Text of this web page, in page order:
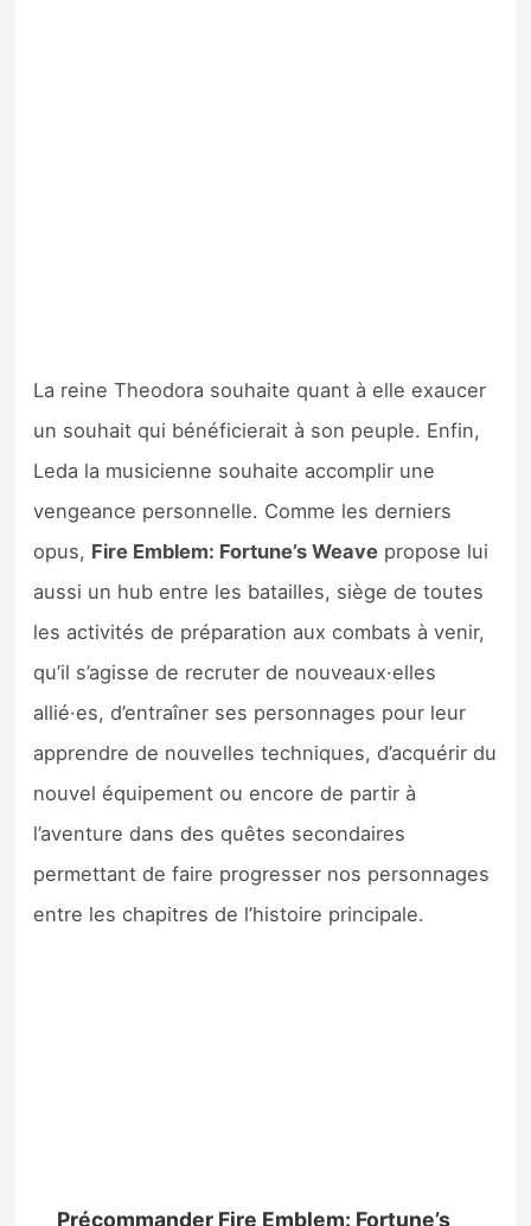
La reine Theodora souhaite quant à elle exaucer
un souhait qui bénéficierait à son peuple. Enfin,
Leda la musicienne souhaite accomplir une
vengeance personnelle. Comme les derniers
opus, Fire Emblem: Fortune’s Weave propose lui
aussi un hub entre les batailles, siège de toutes
les activités de préparation aux combats à venir,
qu’il s’agisse de recruter de nouveaux·elles
allié·es, d’entraîner ses personnages pour leur
apprendre de nouvelles techniques, d’acquérir du
nouvel équipement ou encore de partir à
l’aventure dans des quêtes secondaires
permettant de faire progresser nos personnages
entre les chapitres de l’histoire principale.
Précommander Fire Emblem: Fortune’s